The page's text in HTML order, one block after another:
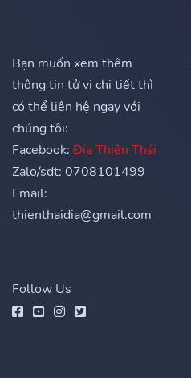
Bạn muốn xem thêm
thông tin tử vi chi tiết thì
có thể liên hệ ngay với
chúng tôi:
Facebook: Địa Thiên Thái
Zalo/sdt: 0708101499
Email:
thienthaidia@gmail.com
Follow Us